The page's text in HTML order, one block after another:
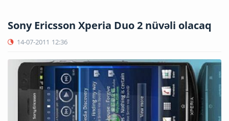
Sony Ericsson Xperia Duo 2 nüvəli olacaq
14-07-2011 12:36